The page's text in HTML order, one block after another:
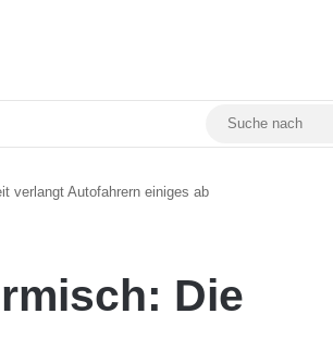
YouTubeMastodon
verlangt Autofahrern einiges ab
Die